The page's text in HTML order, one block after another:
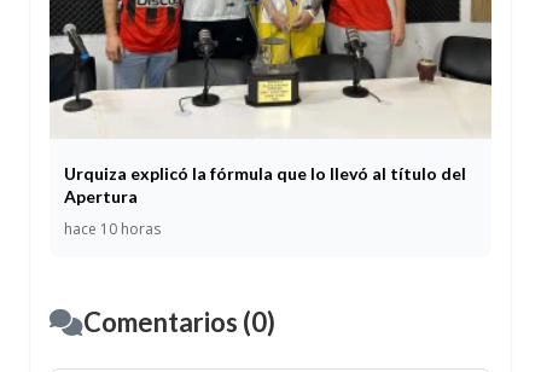
Urquiza explicó la fórmula que lo llevó al título del
Apertura
hace 10 horas
Comentarios (0)